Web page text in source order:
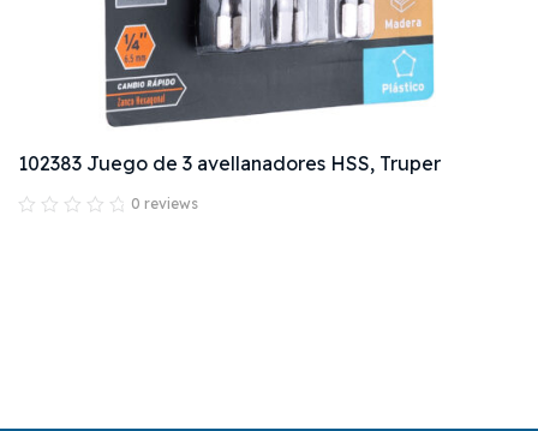
102383 Juego de 3 avellanadores HSS, Truper
0 reviews